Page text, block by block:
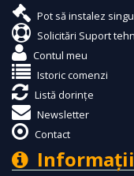
Pot să instalez
Solicitări Suport
Contul meu
Istoric comenzi
Listă dorințe
Newsletter
Contact
Informaţii